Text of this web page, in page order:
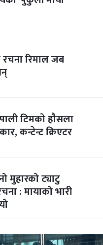
रचना रिमाल जब
टिमको हौसला
कन्टेन्ट क्रिएटर
मुहारको ट्याटु
: मायाको भारी